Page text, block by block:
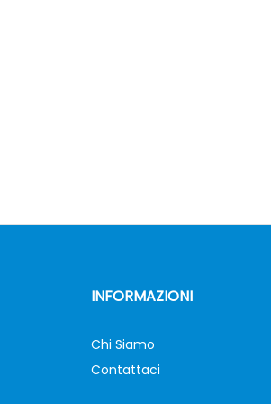
INFORMAZIONI
Chi Siamo
Contattaci